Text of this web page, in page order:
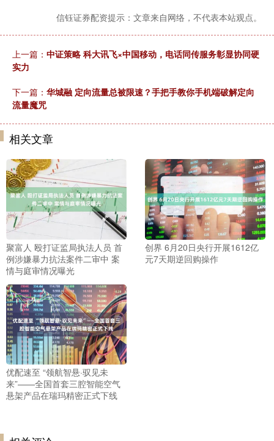
信钰证券配资提示：文章来自网络，不代表本站观点。
上一篇： 中证策略 科大讯飞×中国移动，电话同传服务彰显协同硬
实力
下一篇： 华城融 定向流量总被限速？手把手教你手机端破解定向
流量魔咒
相关文章
聚富人 殴打证监局执法人员 首
例涉嫌暴力抗法案件二审中 案
情与庭审情况曝光
创界 6月20日央行开展1612亿
元7天期逆回购操作
优配速至 “领航智悬·驭见未
来”——全国首套三腔智能空气
悬架产品在瑞玛精密正式下线